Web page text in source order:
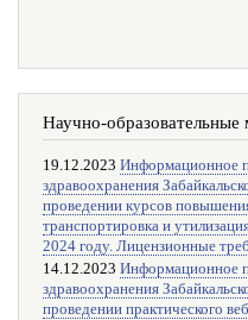
Научно-образовательные
19.12.2023 Информационное
здравоохранения
проведении курсов
транспортировка и
2024 году. Лицензионные
14.12.2023 Информационное
здравоохранения
проведении практического